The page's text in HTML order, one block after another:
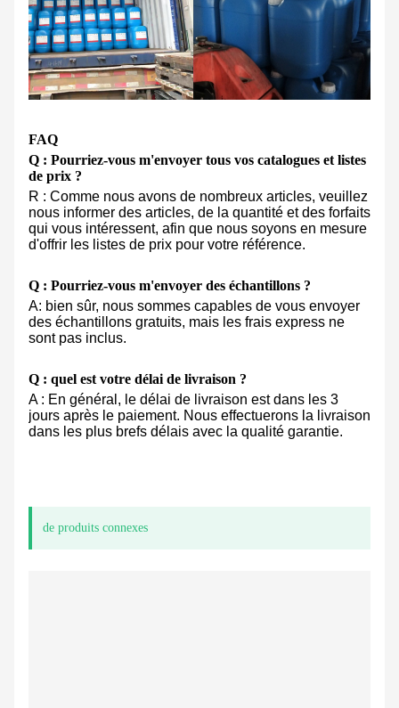
FAQ
Q : Pourriez-vous m'envoyer tous vos catalogues et listes
de prix ?
R : Comme nous avons de nombreux articles, veuillez
nous informer des articles, de la quantité et des forfaits
qui vous intéressent, afin que nous soyons en mesure
d'offrir les listes de prix pour votre référence.
Q : Pourriez-vous m'envoyer des échantillons ?
A: bien sûr, nous sommes capables de vous envoyer
des échantillons gratuits, mais les frais express ne
sont pas inclus.
Q : quel est votre délai de livraison ?
A : En général, le délai de livraison est dans les 3
jours après le paiement. Nous effectuerons la livraison
dans les plus brefs délais avec la qualité garantie.
de produits connexes